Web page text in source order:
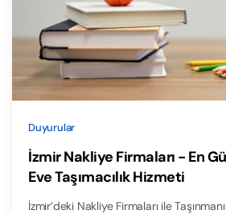
Duyurular
İzmir Nakliye Firmaları - En
Eve Taşımacılık Hizmeti
İzmir’deki Nakliye Firmaları ile